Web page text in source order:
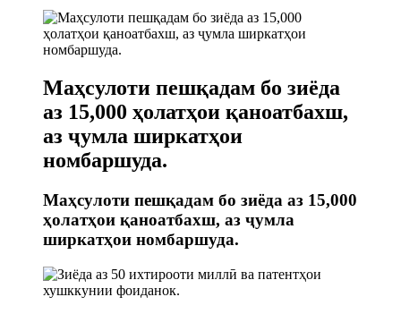
Маҳсулоти пешқадам бо зиёда
аз 15,000 ҳолатҳои қаноатбахш,
аз ҷумла ширкатҳои
номбаршуда.
Маҳсулоти пешқадам бо зиёда аз 15,000
ҳолатҳои қаноатбахш, аз ҷумла
ширкатҳои номбаршуда.